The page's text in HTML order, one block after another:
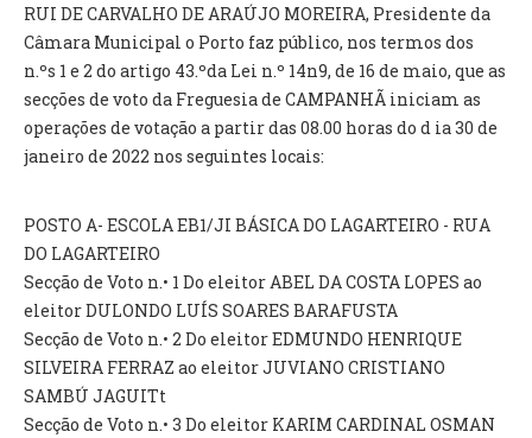
ATAS E DOCUMENTOS DA ASSEMBLEIA
EDITAIS
REGULAMENTOS E TAXAS
PLANO E ORÇAMENTO
RELATÓRIO E CONTAS
CÓDIGO DE CONDUTA
ORÇAMENTO COLABORATIVO
FUNDO DE APOIO AO ASSOCIATIVISMO
SUBVENÇÕES PÚBLICAS
SERVIÇOS
GERAIS
RUI DE CARVALHO DE ARAÚJO MOREIRA, Presidente da
Câmara Municipal o Porto faz público, nos termos dos
n.ºs 1 e 2 do artigo 43.ºda Lei n.º 14n9, de 16 de maio, que as
secções de voto da Freguesia de CAMPANHÃ iniciam as
operações de votação a partir das 08.00 horas do d ia 30 de
janeiro de 2022 nos seguintes locais:
POSTO A- ESCOLA EB1/JI BÁSICA DO LAGARTEIRO - RUA
DO LAGARTEIRO
Secção de Voto n.• 1 Do eleitor ABEL DA COSTA LOPES ao
eleitor DULONDO LUÍS SOARES BARAFUSTA
Secção de Voto n.• 2 Do eleitor EDMUNDO HENRIQUE
SILVEIRA FERRAZ ao eleitor JUVIANO CRISTIANO
SAMBÚ JAGUITt
Secção de Voto n.• 3 Do eleitor KARIM CARDINAL OSMAN